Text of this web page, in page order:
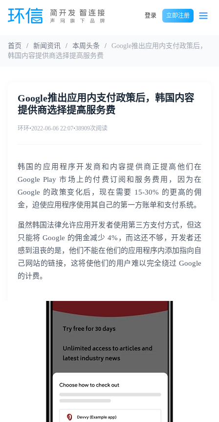
登录 立即注册
首页 / 新闻资讯 / 本周头条 /
Google推出应用内支付政策后，
韩国内容提供商选择提高服务费
Google推出应用内支付政策后，韩国内容
提供商选择提高服务费
环环•2022-06-06 22:07•38909次阅读
韩国的应用程序开发商和内容提供商正提高他们在
Google Play 市场上的付费订阅和服务费用，因为在
Google 的政策变化后，现在需要 15-30% 的更高的佣
金，迫使应用程序使用其自己的第一方账单和支付系统。
虽然韩国法律允许应用开发者使用第三方支付方式，但这
只能将 Google 的佣金减少 4%，而这还不够，开发者还
感到沮丧的是，他们不能在他们的应用程序内添加指向自
己网站的链接，这将使他们的用户难以完全绕过 Google
的计费。